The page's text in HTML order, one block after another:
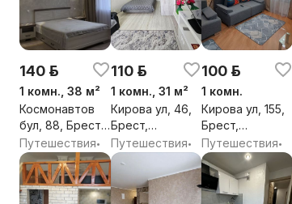
140 р.
1 комн., 38 м²
Космонавтов
бул, 88, Брест,
Брестская обл.
Путешествия•
110 р.
1 комн., 31 м²
Кирова ул, 46,
Брест,
Брестская обл.
Путешествия•
100 р.
1 комн.
Кирова ул, 155,
Брест,
Брестская обл.
Путешествия•